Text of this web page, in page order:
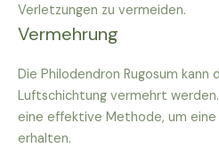
Verletzungen zu vermeiden.
Vermehrung
Die Philodendron Rugosum
Luftschichtung vermehrt
eine effektive Methode, um
erhalten.